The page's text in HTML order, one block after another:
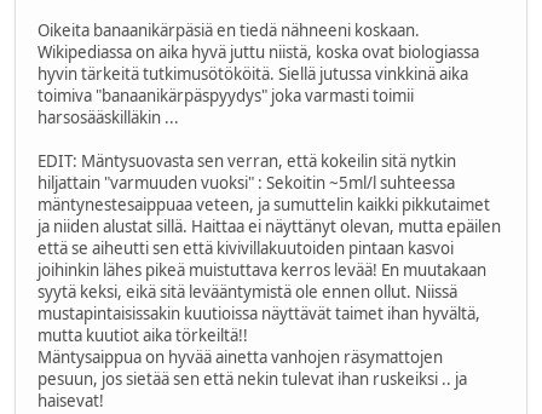
Oikeita banaanikärpäsiä en tiedä nähneeni koskaan.
Wikipediassa on aika hyvä juttu niistä, koska ovat biologiassa
hyvin tärkeitä tutkimusötököitä. Siellä jutussa vinkkinä aika
toimiva "banaanikärpäspyydys" joka varmasti toimii
harsosääskilläkin ...
EDIT: Mäntysuovasta sen verran, että kokeilin sitä nytkin
hiljattain "varmuuden vuoksi" : Sekoitin ~5ml/l suhteessa
mäntynestesaippuaa veteen, ja sumuttelin kaikki pikkutaimet
ja niiden alustat sillä. Haittaa ei näyttänyt olevan, mutta epäilen
että se aiheutti sen että kivivillakuutoiden pintaan kasvoi
joihinkin lähes pikeä muistuttava kerros levää! En muutakaan
syytä keksi, eikä sitä levääntymistä ole ennen ollut. Niissä
mustapintaisissakin kuutioissa näyttävät taimet ihan hyvältä,
mutta kuutiot aika törkeiltä!!
Mäntysaippua on hyvää ainetta vanhojen räsymattojen
pesuun, jos sietää sen että nekin tulevat ihan ruskeiksi .. ja
haisevat!